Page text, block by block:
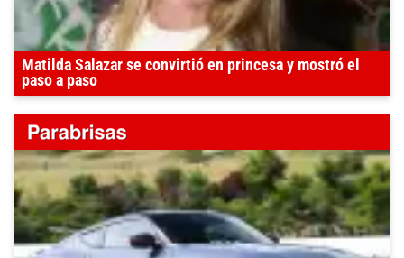
Matilda Salazar se convirtió en princesa y mostró el
paso a paso